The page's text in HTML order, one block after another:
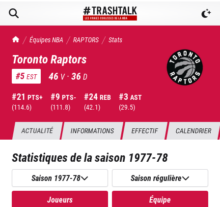
TrashTalk Actu NBA
Équipes NBA RAPTORS Stats
Toronto Raptors
#5 EST 46 V ·36 D
#21 PTS+
(114.6)
#9 PTS-
(111.8)
#24 REB
(42.1)
#3 AST
(29.5)
ACTUALITÉ INFORMATIONS EFFECTIF CALENDRIER
Statistiques de la saison 1977-78
Saison 1977-78 Saison régulière
Joueurs Équipe